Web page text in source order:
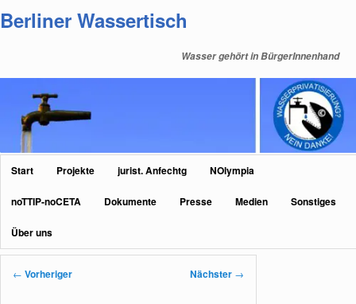
primären
Berliner Wassertisch
Wasser gehört in BürgerInnenhand
Hauptmenü
Start Projekte jurist. Anfechtg NOlympia
noTTIP-noCETA Dokumente Presse Medien Sonstiges
Über uns
Beitragsnavigation
← Vorheriger Nächster →